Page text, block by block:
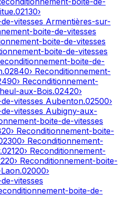
.02130›
vitesses Armentières-sur-
boite-de-vitesses
boite-de-vitesses
boite-de-vitesses
boite-de-
.02840› Reconditionnement-
› Reconditionnement-
aux-Bois.02420›
vitesses Aubenton.02500›
vitesses Aubigny-aux-
boite-de-vitesses
› Reconditionnement-boite-
› Reconditionnement-
.02120› Reconditionnement-
› Reconditionnement-boite-
.02000›
vitesses
boite-de-